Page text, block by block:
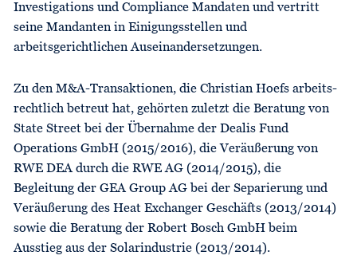
Investigations und Compliance Mandaten und vertritt
seine Mandanten in Einigungsstellen und
arbeitsgerichtlichen Auseinandersetzungen.
Zu den M&A-Transaktionen, die Christian Hoefs arbeits­
recht­lich betreut hat, gehörten zuletzt die Beratung von
State Street bei der Übernahme der Dealis Fund
Operations GmbH (2015/2016), die Veräußerung von
RWE DEA durch die RWE AG (2014/2015), die
Begleitung der GEA Group AG bei der Separierung und
Veräußerung des Heat Exchanger Geschäfts (2013/2014)
sowie die Beratung der Robert Bosch GmbH beim
Ausstieg aus der Solarindustrie (2013/2014).